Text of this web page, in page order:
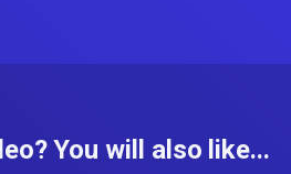
You will also like...